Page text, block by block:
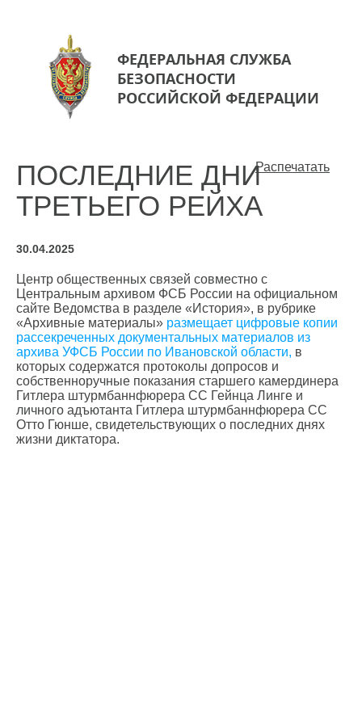
ФЕДЕРАЛЬНАЯ СЛУЖБА
БЕЗОПАСНОСТИ
РОССИЙСКОЙ ФЕДЕРАЦИИ
Распечатать
ПОСЛЕДНИЕ ДНИ
ТРЕТЬЕГО РЕЙХА
30.04.2025
Центр общественных связей совместно с
Центральным архивом ФСБ России на официальном
сайте Ведомства в разделе «История», в рубрике
«Архивные материалы» размещает цифровые копии
рассекреченных документальных материалов из
архива УФСБ России по Ивановской области, в
которых содержатся протоколы допросов и
собственноручные показания старшего камердинера
Гитлера штурмбаннфюрера СС Гейнца Линге и
личного адъютанта Гитлера штурмбаннфюрера СС
Отто Гюнше, свидетельствующих о последних днях
жизни диктатора.